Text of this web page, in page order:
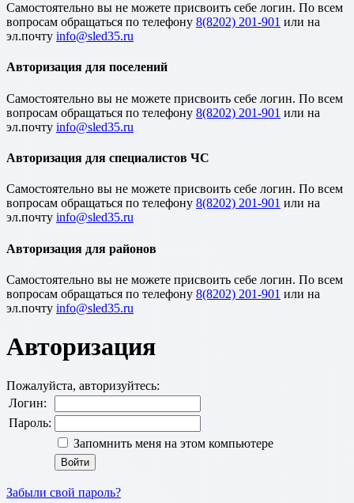
Cамостоятельно вы не можете присвоить себе логин. По всем
вопросам обращаться по телефону 8(8202) 201-901 или на
эл.почту
Авторизация для поселений
Cамостоятельно вы не можете присвоить себе логин. По всем
вопросам обращаться по телефону 8(8202) 201-901 или на
эл.почту
Авторизация для специалистов ЧС
Cамостоятельно вы не можете присвоить себе логин. По всем
вопросам обращаться по телефону 8(8202) 201-901 или на
эл.почту
Авторизация для районов
Cамостоятельно вы не можете присвоить себе логин. По всем
вопросам обращаться по телефону 8(8202) 201-901 или на
эл.почту
Авторизация
Пожалуйста, авторизуйтесь:
Логин:
Пароль:
Запомнить меня на этом компьютере
Забыли свой пароль?